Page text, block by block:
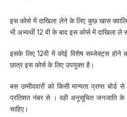
इस कोर्स में दाखिला लेने के लिए कुछ खास
भी अभ्यर्थी 12 वी के बाद इस कोर्स में दाखिला
इसके लिए 12वी में कोई विशेष सब्जेक्ट्स होने
छात्र इस कोर्स के लिए उपयुक्त है।
बस उम्मीदवारों को किसी मान्यता प्राप्त
प्रतिशत नंबर से । वही अनुसूचित जनजाति
चाहिए।